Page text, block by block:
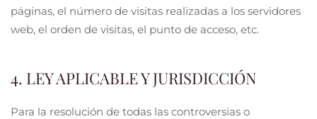
páginas, el número de visitas realizadas a los servidores
web, el orden de visitas, el punto de acceso, etc.
4. LEY APLICABLE Y JURISDICCIÓN
Para la resolución de todas las controversias o